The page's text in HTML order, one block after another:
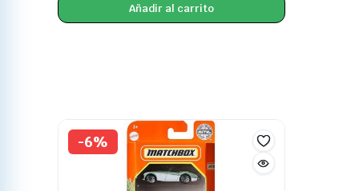
Añadir al carrito
-6%